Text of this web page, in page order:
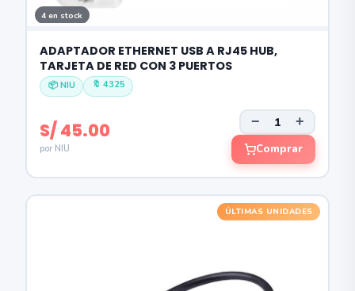
4 en stock
ADAPTADOR ETHERNET USB A RJ45 HUB,
TARJETA DE RED CON 3 PUERTOS
📦 NIU 🔖 4325
S/ 45.00
por NIU
− +
Comprar
ÚLTIMAS UNIDADES